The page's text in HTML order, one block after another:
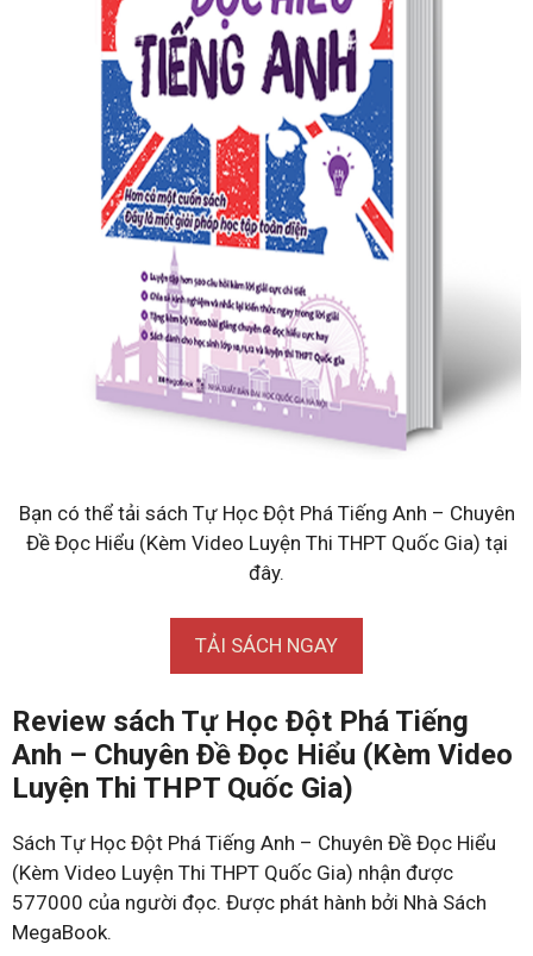
Bạn có thể tải sách Tự Học Đột Phá Tiếng Anh – Chuyên
Đề Đọc Hiểu (Kèm Video Luyện Thi THPT Quốc Gia) tại
đây.
TẢI SÁCH NGAY
Review sách Tự Học Đột Phá Tiếng
Anh – Chuyên Đề Đọc Hiểu (Kèm Video
Luyện Thi THPT Quốc Gia)
Sách Tự Học Đột Phá Tiếng Anh – Chuyên Đề Đọc Hiểu
(Kèm Video Luyện Thi THPT Quốc Gia) nhận được
577000 của người đọc. Được phát hành bởi Nhà Sách
MegaBook.